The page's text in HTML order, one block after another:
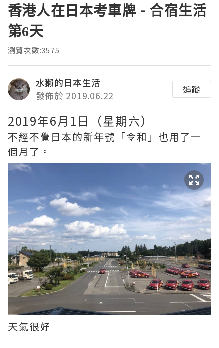
香港人在日本考車牌 - 合宿生活
第6天
瀏覽次數:3575
水獺的日本生活
發佈於 2019.06.22
追蹤
2019年6月1日（星期六）
不經不覺日本的新年號「令和」也用了一
個月了。
天氣很好